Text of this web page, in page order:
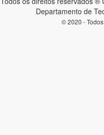
Departamento de
© 2020 -